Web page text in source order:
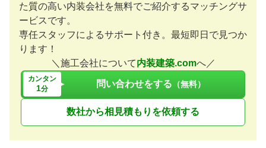
た質の高い内装会社を無料でご紹介するマッチングサ
ービスです。
専任スタッフによるサポート付き。最短即日で見つか
ります！
＼施工会社について内装建築.comへ／
カンタン
1分 問い合わせをする （無料）
数社から相見積もりを依頼する